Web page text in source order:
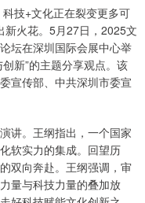
技+文化正在裂变更多可
新火花。5月27日，2025文
坛在深圳国际会展中心举
新”的主题分享观点。该
宣传部、中共深圳市委宣
。王纲指出，一个国家
软实力的集成。回望历
双向奔赴。王纲强调，审
量与科技力量的叠加放